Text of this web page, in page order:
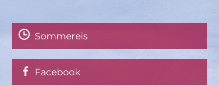
Sommereis
Facebook